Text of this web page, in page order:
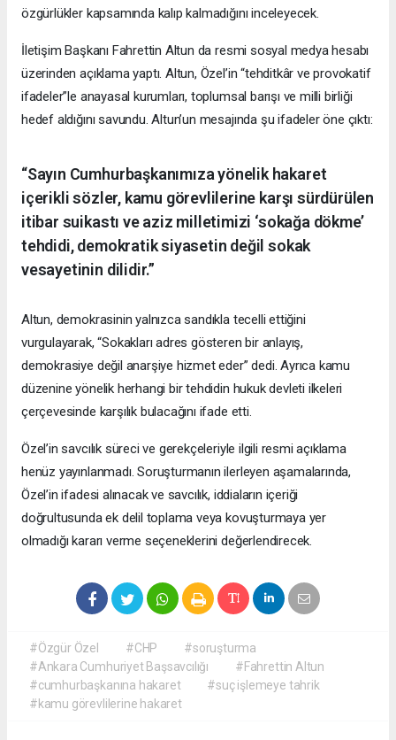
özgürlükler kapsamında kalıp kalmadığını inceleyecek.
İletişim Başkanı Fahrettin Altun da resmi sosyal medya hesabı
üzerinden açıklama yaptı. Altun, Özel’in “tehditkâr ve provokatif
ifadeler”le anayasal kurumları, toplumsal barışı ve milli birliği
hedef aldığını savundu. Altun’un mesajında şu ifadeler öne çıktı:
“Sayın Cumhurbaşkanımıza yönelik hakaret
içerikli sözler, kamu görevlilerine karşı sürdürülen
itibar suikastı ve aziz milletimizi ‘sokağa dökme’
tehdidi, demokratik siyasetin değil sokak
vesayetinin dilidir.”
Altun, demokrasinin yalnızca sandıkla tecelli ettiğini
vurgulayarak, “Sokakları adres gösteren bir anlayış,
demokrasiye değil anarşiye hizmet eder” dedi. Ayrıca kamu
düzenine yönelik herhangi bir tehdidin hukuk devleti ilkeleri
çerçevesinde karşılık bulacağını ifade etti.
Özel’in savcılık süreci ve gerekçeleriyle ilgili resmi açıklama
henüz yayınlanmadı. Soruşturmanın ilerleyen aşamalarında,
Özel’in ifadesi alınacak ve savcılık, iddiaların içeriği
doğrultusunda ek delil toplama veya kovuşturmaya yer
olmadığı kararı verme seçeneklerini değerlendirecek.
#Özgür Özel #CHP
#soruşturma
#Ankara Cumhuriyet Başsavcılığı
#Fahrettin Altun
#cumhurbaşkanına hakaret
#suç işlemeye tahrik
#kamu görevlilerine hakaret